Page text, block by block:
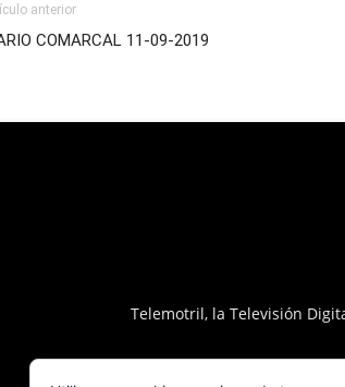
anterior
COMARCAL 11-09-2019
Telemotril, la Televisión